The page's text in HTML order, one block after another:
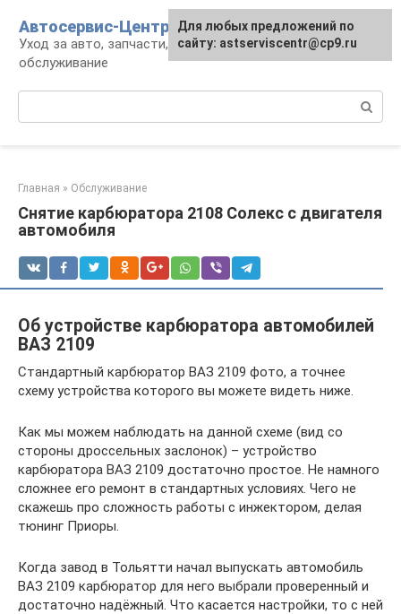
контенту
Автосервис-Центр
Уход за авто, запчасти, ремонт и
обслуживание
Главная » Обслуживание
Снятие карбюратора 2108 Солекс с двигателя
автомобиля
Об устройстве карбюратора автомобилей
ВАЗ 2109
Стандартный карбюратор ВАЗ 2109 фото, а точнее
схему устройства которого вы можете видеть ниже.
Как мы можем наблюдать на данной схеме (вид со
стороны дроссельных заслонок) – устройство
карбюратора ВАЗ 2109 достаточно простое. Не намного
сложнее его ремонт в стандартных условиях. Чего не
скажешь про сложность работы с инжектором, делая
тюнинг Приоры.
Когда завод в Тольятти начал выпускать автомобиль
ВАЗ 2109 карбюратор для него выбрали проверенный и
достаточно надёжный. Что касается настройки, то с ней
Для любых предложений по
сайту: astserviscentr@cp9.ru